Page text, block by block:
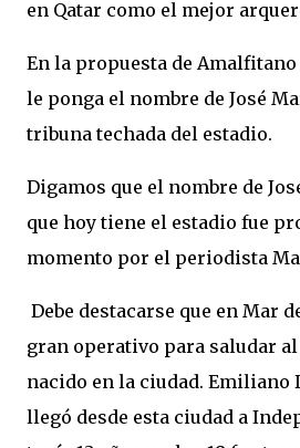
en Qatar como el mejor
En la propuesta de Amalfitano
le ponga el nombre de José
tribuna techada del estadio.
Digamos que el nombre de
que hoy tiene el estadio fue
momento por el periodista
Debe destacarse que en Mar
gran operativo para saludar
nacido en la ciudad. Emiliano
llegó desde esta ciudad a